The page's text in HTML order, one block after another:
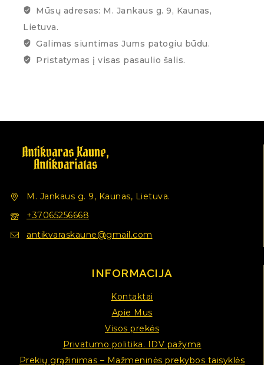
Mūsų adresas: M. Jankaus g. 9, Kaunas,
Lietuva.
Galimas siuntimas Jums patogiu būdu.
Pristatymas į visas pasaulio šalis.
M. Jankaus g. 9, Kaunas, Lietuva.
+37065256668
antikvaraskaune@gmail.com
INFORMACIJA
Kontaktai
Apie Mus
Visos prekės
Privatumo politika. IDV pažyma
Prekių grąžinimas – Mažmeninės prekybos taisyklės